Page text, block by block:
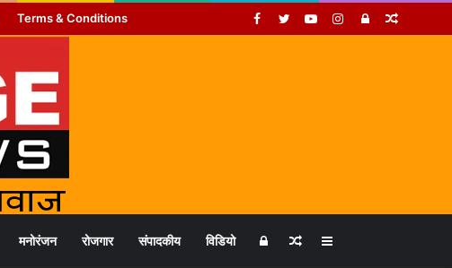
Terms & Conditions Random
Log
Instagram
YouTube
Twitter
Facebook
मनोरंजन रोजगार संपादकीय विडियो Sidebar
Random
Log